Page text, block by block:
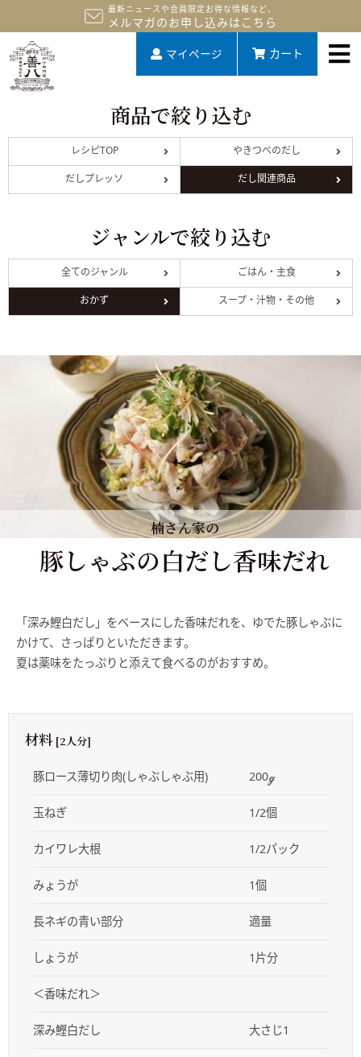
最新ニュースや会員限定お得な情報など。
メルマガのお申し込みはこちら
マイページ カート
商品で絞り込む
レシピTOP やきつべのだし
だしプレッソ だし関連商品
ジャンルで絞り込む
全てのジャンル ごはん・主食
おかず スープ・汁物・その他
楠さん家の
豚しゃぶの白だし香味だれ
「深み鰹白だし」をベースにした香味だれを、ゆでた豚しゃぶに
かけて、さっぱりといただきます。
夏は薬味をたっぷりと添えて食べるのがおすすめ。
材料 [2人分]
豚ロース薄切り肉(しゃぶしゃぶ用) 200ℊ
玉ねぎ 1/2個
カイワレ大根 1/2パック
みょうが 1個
長ネギの青い部分 適量
しょうが 1片分
＜香味だれ＞
深み鰹白だし 大さじ1